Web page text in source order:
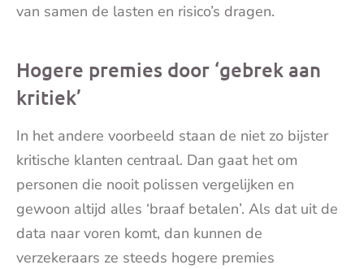
van samen de lasten en risico’s dragen.
Hogere premies door ‘gebrek aan
kritiek’
In het andere voorbeeld staan de niet zo bijster
kritische klanten centraal. Dan gaat het om
personen die nooit polissen vergelijken en
gewoon altijd alles ‘braaf betalen’. Als dat uit de
data naar voren komt, dan kunnen de
verzekeraars ze steeds hogere premies